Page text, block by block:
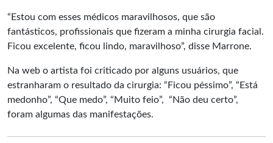
“Estou com esses médicos maravilhosos, que são
fantásticos, profissionais que fizeram a minha cirurgia facial.
Ficou excelente, ficou lindo, maravilhoso”, disse Marrone.
Na web o artista foi criticado por alguns usuários, que
estranharam o resultado da cirurgia: “Ficou péssimo”, “Está
medonho”, “Que medo”, “Muito feio”, “Não deu certo”,
foram algumas das manifestações.